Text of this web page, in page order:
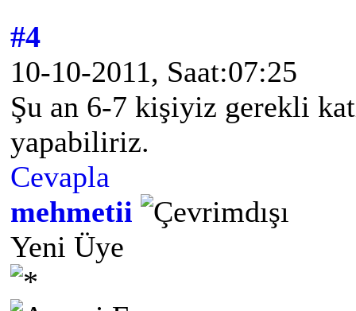
#4
10-10-2011, Saat:07:25
Şu an 6-7 kişiyiz gerekli
yapabiliriz.
Cevapla
mehmetii
Yeni Üye